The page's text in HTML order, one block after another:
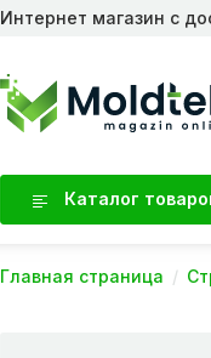
Интернет магазин с
Каталог
Главная страница